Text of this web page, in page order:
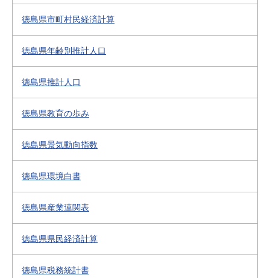
徳島県市町村民経済計算
徳島県年齢別推計人口
徳島県推計人口
徳島県教育の歩み
徳島県景気動向指数
徳島県環境白書
徳島県産業連関表
徳島県県民経済計算
徳島県税務統計書